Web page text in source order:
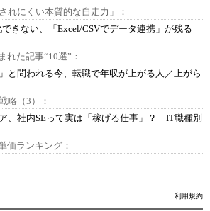
れにくい本質的な自走力」：
できない、「Excel/CSVでデータ連携」が残る
れた記事“10選”：
と問われる今、転職で年収が上がる人／上がら
略（3）：
、社内SEって実は「稼げる仕事」？ IT職種別
価ランキング：
利用規約